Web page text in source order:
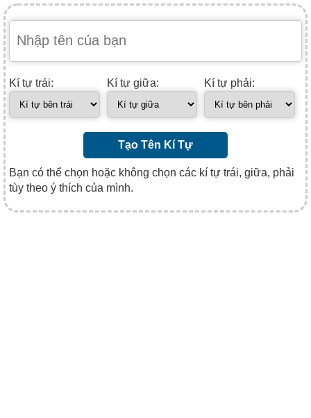
Kí tự trái: Kí tự giữa: Kí tự phải:
Tạo Tên Kí Tự
Bạn có thể chọn hoặc không chọn các kí tự trái, giữa, phải
tùy theo ý thích của mình.